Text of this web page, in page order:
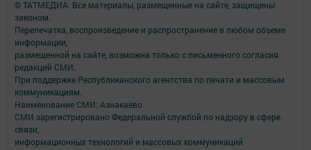
© ТАТМЕДИА. Все материалы, размещенные на сайте, защищены
законом.
Перепечатка, воспроизведение и распространение в любом объеме
информации,
размещенной на сайте, возможна только с письменного согласия
редакций СМИ.
При поддержке Республиканского агентства по печати и массовым
коммуникациям.
Наименование СМИ: Азнакаево
СМИ зарегистрировано Федеральной службой по надзору в сфере
связи,
информационных технологий и массовых коммуникаций